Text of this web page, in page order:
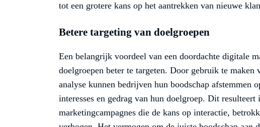
tot een grotere kans op het aantrekken van nieuwe
Betere targeting van doelgroepen
Een belangrijk voordeel van een doordachte digitale
doelgroepen beter te targeten. Door gebruik te maken
analyse kunnen bedrijven hun boodschap afstemmen
interesses en gedrag van hun doelgroep. Dit resulteert
marketingcampagnes die de kans op interactie,